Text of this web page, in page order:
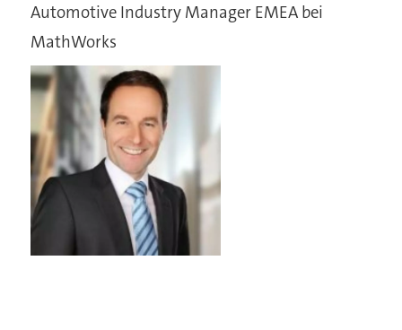
Automotive Industry Manager EMEA bei
MathWorks